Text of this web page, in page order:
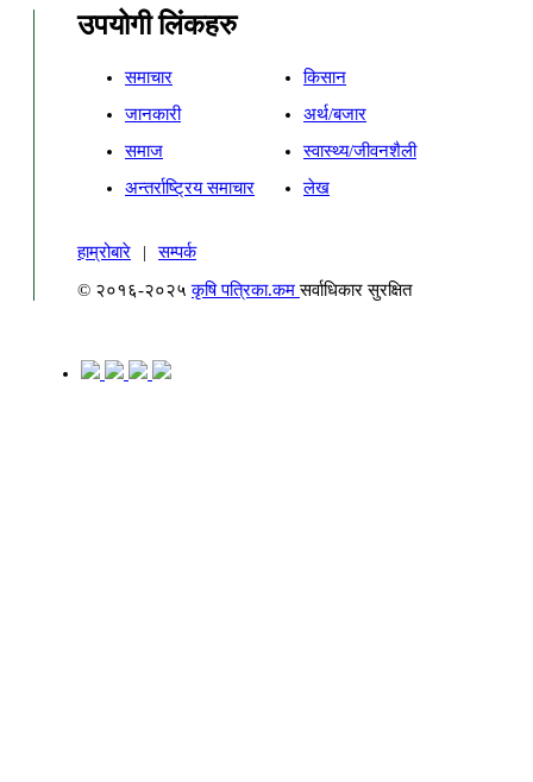
उपयोगी लिंकहरु
समाचार
किसान
जानकारी
अर्थ/बजार
समाज
स्वास्थ्य/जीवनशैली
अन्तर्राष्ट्रिय समाचार
लेख
हाम्रोबारे |
सम्पर्क
© २०१६-२०२५कृषि पत्रिका.कमसर्वाधिकार सुरक्षित